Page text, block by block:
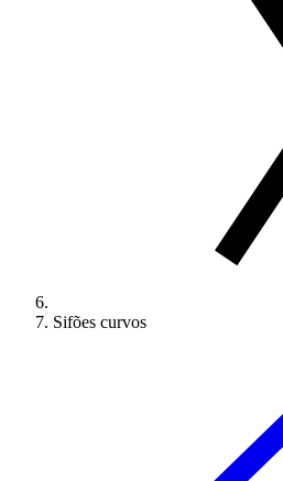
Sifões curvos